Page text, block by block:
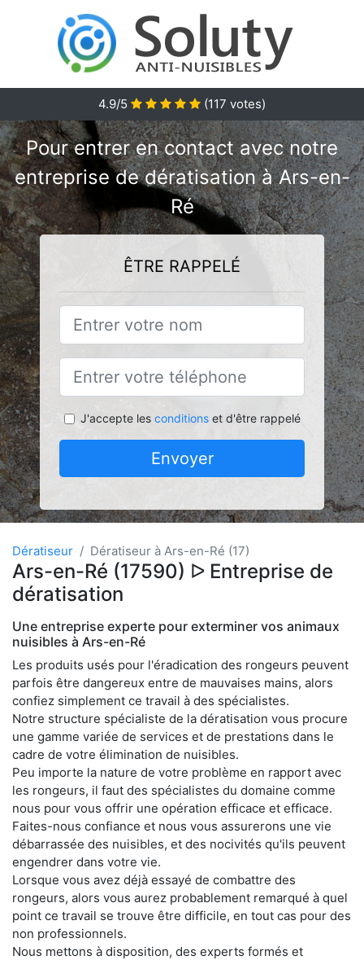
4.9/5 (117 votes)
Pour entrer en contact avec notre
entreprise de dératisation à Ars-en-
Ré
ÊTRE RAPPELÉ
J'accepte les conditionset d'être rappelé
Envoyer
Dératiseur Dératiseur à Ars-en-Ré (17)
Ars-en-Ré (17590) ᐅ Entreprise de
dératisation
Une entreprise experte pour exterminer vos animaux
nuisibles à Ars-en-Ré
Les produits usés pour l'éradication des rongeurs peuvent
parfois être dangereux entre de mauvaises mains, alors
confiez simplement ce travail à des spécialistes.
Notre structure spécialiste de la dératisation vous procure
une gamme variée de services et de prestations dans le
cadre de votre élimination de nuisibles.
Peu importe la nature de votre problème en rapport avec
les rongeurs, il faut des spécialistes du domaine comme
nous pour vous offrir une opération efficace et efficace.
Faites-nous confiance et nous vous assurerons une vie
débarrassée des nuisibles, et des nocivités qu'ils peuvent
engendrer dans votre vie.
Lorsque vous avez déjà essayé de combattre des
rongeurs, alors vous aurez probablement remarqué à quel
point ce travail se trouve être difficile, en tout cas pour des
non professionnels.
Nous mettons à disposition, des experts formés et